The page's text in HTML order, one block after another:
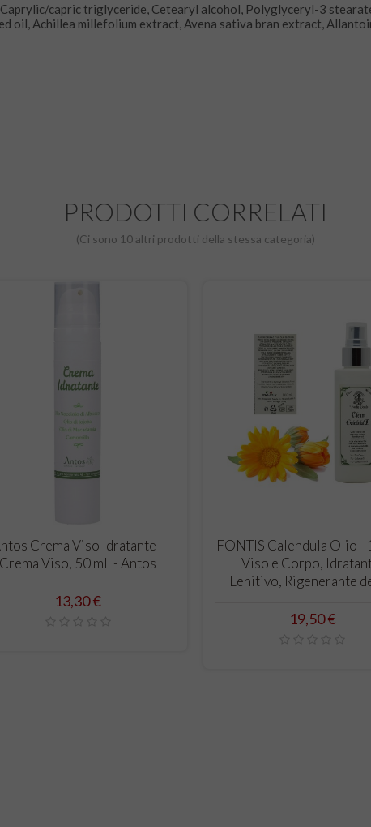
Caprylic/capric triglyceride, Cetearyl alcohol, Polyglyceryl-3
oil, Achillea millefolium extract, Avena sativa bran extract,
PRODOTTI CORRELATI
(Ci sono 10 altri prodotti della stessa categoria)
CARRELLO
Crema Viso Idratante -
Crema Viso, 50 mL - Antos
Prezzo
13,30 €
CARRELLO
FONTIS Calendula Olio -
Viso e Corpo,
Lenitivo, Rigenerante
Prezzo
19,50 €